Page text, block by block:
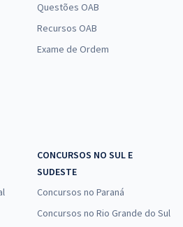
Questões OAB
Recursos OAB
Exame de Ordem
CONCURSOS NO SUL E
SUDESTE
Concursos no Paraná
Concursos no Rio Grande do Sul